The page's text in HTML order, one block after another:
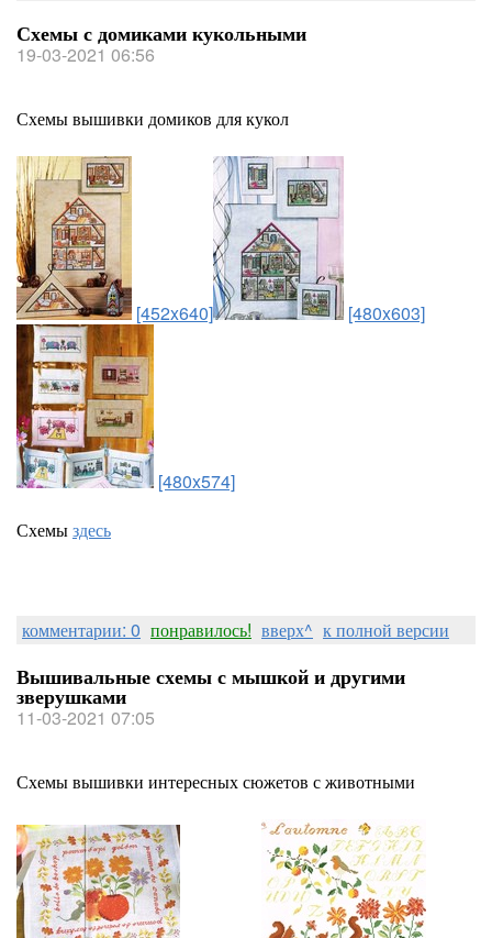
Схемы с домиками кукольными
19-03-2021 06:56
Схемы вышивки домиков для кукол
[452x640] [480x603]
[480x574]
Схемыздесь
комментарии: 0 понравилось! вверх^ к полной версии
Вышивальные схемы с мышкой и другими
зверушками
11-03-2021 07:05
Схемы вышивки интересных сюжетов с животными